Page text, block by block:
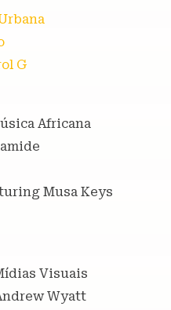
G
Africana
Musa Keys
Visuais
Wyatt